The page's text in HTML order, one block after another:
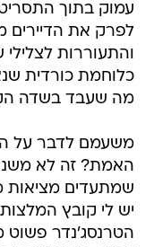
עמוק בתוך
לפרק את הדיירים
והתעוררות
כלוחמת כורדית
מה שעבד בשדה
משעמם לדבר על
האמת? זה לא
שמתעדים מציאות
יש לי קובץ
הטרנסג'נדר פשוט